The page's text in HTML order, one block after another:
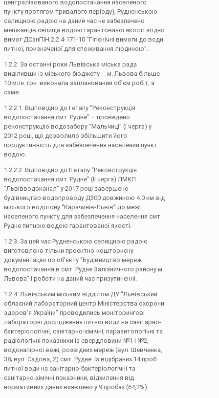
централізованого водопостачання населеного
пункту протягом тривалого періоду), Рудненською
селищною радою на даний час не забезпечено
мешканців селища водою гарантованої якості згідно
вимог ДСанПіН 2.2.4-171-10 “Гігієнічні вимоги до води
питної, призначеної для споживання людиною”.
1.2.2. За останні роки Львівська міська рада
виділивши із міського бюджету м. Львова більше
10 млн. грн. виконала запланований об’єм робіт, а
саме:
1.2.2.1. Відповідно до І етапу “Реконструкція
водопостачання смт. Рудне” – проведено
реконструкцію водозабору “Мальчиці” (І черга) у
2012 році, що дозволило збільшити його
продуктивність для забезпечення населений пункт
водою.
1.2.2.2. Відповідно до ІІ етапу “Реконструкція
водопостачання смт. Рудне” (ІІ черга) ЛМКП
“Львівводоканал” у 2017 році завершено
будівництво водопроводу Д300 довжиною 4.0 км від
міського водогону “Карачинів-Львів” до межі
населеного пункту для забезпечення населення смт.
Рудне питною водою гарантованої якості.
1.2.3. За цей час Рудненською селищною радою
виготовлено тільки проектно-кошторисну
документацію по об’єкту “Будівництво мереж
водопостачання в смт. Рудне Залізничного району м.
Львова” і роботи на даний час призупиненні.
1.2.4. Львівським міським відділом ДУ “Львівський
обласний лабораторний центр Міністерства охорони
здоров’я України” проводились моніторингові
лабораторні дослідження питної води на санітарно-
бактеріологічні, санітарно-хімічні, паразитологічні та
радіологічні показники із свердловини №1 і №2,
водонапірної вежі, розвідних мереж (вул. Шевченка,
38; вул. Садова, 2) смт. Рудне. Із відібраних 14 проб
питної води на санітарно-бактеріологічні та
санітарно-хімічні показники, відхилення від
нормативних даних виявлено у 9 пробах (64,2%).